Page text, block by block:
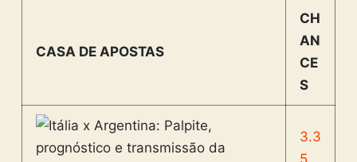
CASA DE APOSTAS
CH
AN
CE
S
3.3
5